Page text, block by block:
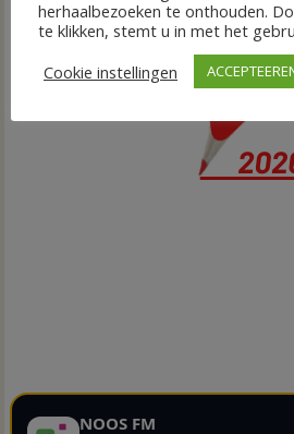
NOOS FM
herhaalbezoeken te onthouden.
te klikken, stemt u in met het
Cookie instellingen